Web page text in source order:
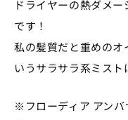
ドライヤーの熱ダメ
です！
私の髪質だと重めのオ
いうサラサラ系ミスト
※フローディア アン